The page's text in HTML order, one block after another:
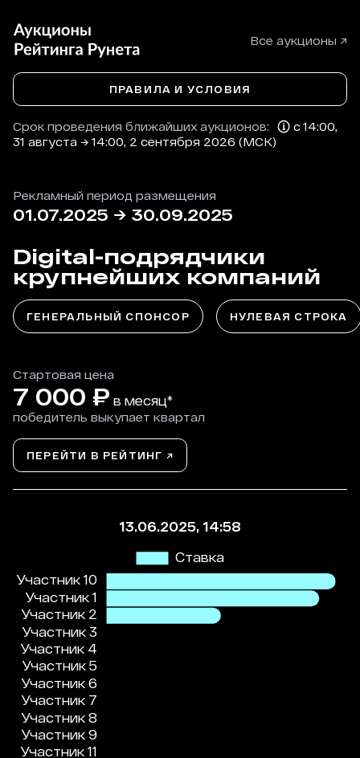
Все аукционы ↗
Срок проведения ближайших аукционов:
с 14:00,
31 августа → 14:00, 2 сентября 2026 (МСК)
ПРАВИЛА И УСЛОВИЯ
Рекламный период размещения
01.07.2025 → 30.09.2025
Digital-подрядчики
крупнейших компаний
ГЕНЕРАЛЬНЫЙ СПОНСОР НУЛЕВАЯ СТРОКА
Стартовая цена
7 000 ₽ в месяц*
победитель выкупает квартал
ПЕРЕЙТИ В РЕЙТИНГ ↗